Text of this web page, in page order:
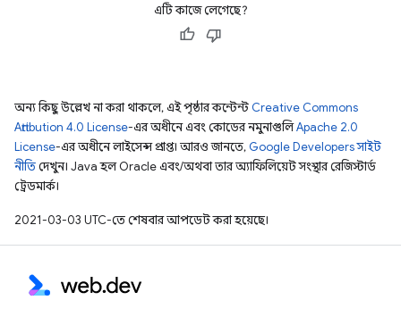
এটি কাজে লেগেছে?
অন্য কিছু উল্লেখ না করা থাকলে, এই পৃষ্ঠার কন্টেন্ট Creative Commons
Attribution 4.0 License-এর অধীনে এবং কোডের নমুনাগুলিApache 2.0
License-এর অধীনে লাইসেন্স প্রাপ্ত। আরও জানতে, Google Developers সাইট
নীতিদেখুন। Java হল Oracle এবং/অথবা তার অ্যাফিলিয়েট সংস্থার রেজিস্টার্ড
ট্রেডমার্ক।
2021-03-03 UTC-তে শেষবার আপডেট করা হয়েছে।